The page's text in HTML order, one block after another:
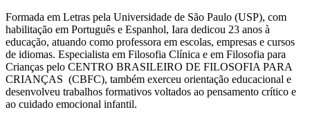
Formada em Letras pela Universidade de São Paulo (USP), com
habilitação em Português e Espanhol, Iara dedicou 23 anos à
educação, atuando como professora em escolas, empresas e cursos
de idiomas. Especialista em Filosofia Clínica e em Filosofia para
Crianças pelo CENTRO BRASILEIRO DE FILOSOFIA PARA
CRIANÇAS (CBFC), também exerceu orientação educacional e
desenvolveu trabalhos formativos voltados ao pensamento crítico e
ao cuidado emocional infantil.